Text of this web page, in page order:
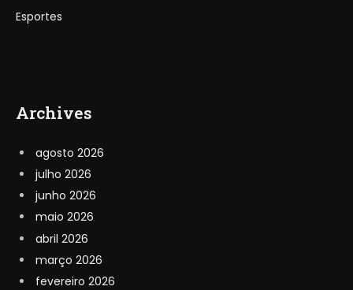
Esportes
Archives
agosto 2026
julho 2026
junho 2026
maio 2026
abril 2026
março 2026
fevereiro 2026